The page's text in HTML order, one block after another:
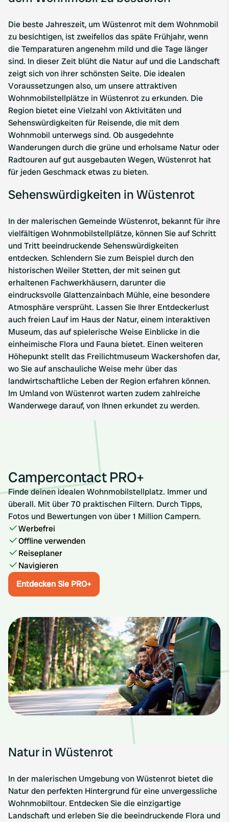
Die beste Jahreszeit, um Wüstenrot mit dem Wohnmobil
zu besichtigen, ist zweifellos das späte Frühjahr, wenn
die Temparaturen angenehm mild und die Tage länger
sind. In dieser Zeit blüht die Natur auf und die Landschaft
zeigt sich von ihrer schönsten Seite. Die idealen
Voraussetzungen also, um unsere attraktiven
Wohnmobilstellplätze in Wüstenrot zu erkunden. Die
Region bietet eine Vielzahl von Aktivitäten und
Sehenswürdigkeiten für Reisende, die mit dem
Wohnmobil unterwegs sind. Ob ausgedehnte
Wanderungen durch die grüne und erholsame Natur oder
Radtouren auf gut ausgebauten Wegen, Wüstenrot hat
für jeden Geschmack etwas zu bieten.
Sehenswürdigkeiten in Wüstenrot
In der malerischen Gemeinde Wüstenrot, bekannt für ihre
vielfältigen Wohnmobilstellplätze, können Sie auf Schritt
und Tritt beeindruckende Sehenswürdigkeiten
entdecken. Schlendern Sie zum Beispiel durch den
historischen Weiler Stetten, der mit seinen gut
erhaltenen Fachwerkhäusern, darunter die
eindrucksvolle Glattenzainbach Mühle, eine besondere
Atmosphäre versprüht. Lassen Sie Ihrer Entdeckerlust
auch freien Lauf im Haus der Natur, einem interaktiven
Museum, das auf spielerische Weise Einblicke in die
einheimische Flora und Fauna bietet. Einen weiteren
Höhepunkt stellt das Freilichtmuseum Wackershofen dar,
wo Sie auf anschauliche Weise mehr über das
landwirtschaftliche Leben der Region erfahren können.
Im Umland von Wüstenrot warten zudem zahlreiche
Wanderwege darauf, von Ihnen erkundet zu werden.
Campercontact PRO+
Finde deinen idealen Wohnmobilstellplatz. Immer und
überall. Mit über 70 praktischen Filtern. Durch Tipps,
Fotos und Bewertungen von über 1 Million Campern.
Werbefrei
Offline verwenden
Reiseplaner
Navigieren
Entdecken Sie PRO+
Natur in Wüstenrot
In der malerischen Umgebung von Wüstenrot bietet die
Natur den perfekten Hintergrund für eine unvergessliche
Wohnmobiltour. Entdecken Sie die einzigartige
Landschaft und erleben Sie die beeindruckende Flora und